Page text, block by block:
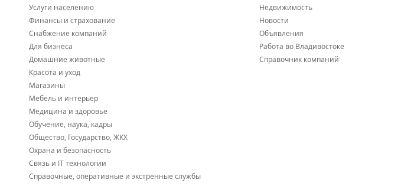
Услуги населению
Финансы и страхование
Снабжение компаний
Для бизнеса
Домашние животные
Красота и уход
Магазины
Мебель и интерьер
Медицина и здоровье
Обучение, наука, кадры
Общество, Государство, ЖКХ
Охрана и безопасность
Связь и IT технологии
Справочные, оперативные и экстренные службы
Недвижимость
Новости
Объявления
Работа во Владивостоке
Справочник компаний